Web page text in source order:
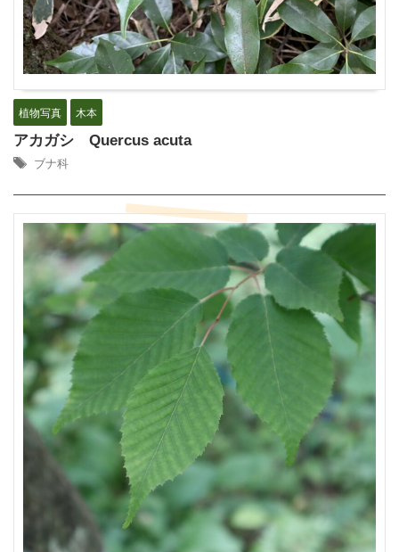
植物写真 木本
アカガシ Quercus acuta
ブナ科